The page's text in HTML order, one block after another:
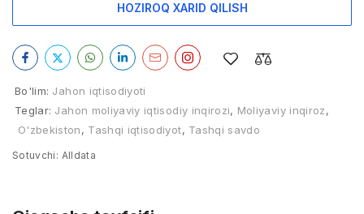
HOZIROQ XARID QILISH
Bo'lim: Jahon iqtisodiyoti
Teglar: Jahon moliyaviy iqtisodiy inqirozi, Moliyaviy inqiroz,
O'zbekiston, Tashqi iqtisodiyot, Tashqi savdo
Sotuvchi: Alldata